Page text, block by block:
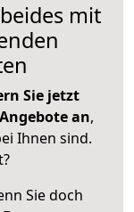
mit
Sie jetzt
an,
Ihnen sind.
Sie doch